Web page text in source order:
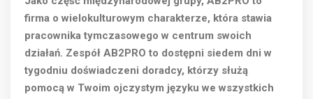
firma o wielokulturowym charakterze, która stawia
pracownika tymczasowego w centrum swoich
działań. Zespół AB2PRO to dostępni siedem dni w
tygodniu doświadczeni doradcy, którzy służą
pomocą w Twoim ojczystym języku we wszystkich